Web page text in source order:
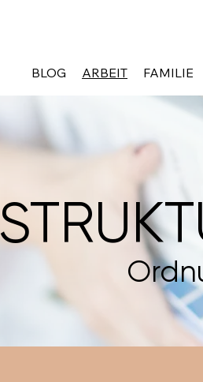
BLOG ARBEIT FAMILIE